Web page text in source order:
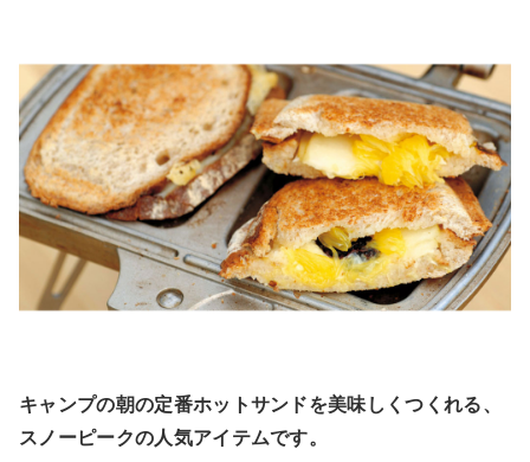
キャンプの朝の定番ホットサンドを美味しくつくれる、
スノーピークの人気アイテムです。